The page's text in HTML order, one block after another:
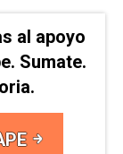
al apoyo
Sumate.